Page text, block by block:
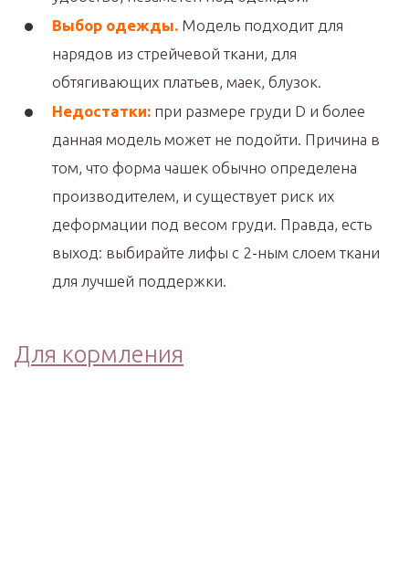
Выбор одежды. Модель подходит для
нарядов из стрейчевой ткани, для
обтягивающих платьев, маек, блузок.
Недостатки: при размере груди D и более
данная модель может не подойти. Причина в
том, что форма чашек обычно определена
производителем, и существует риск их
деформации под весом груди. Правда, есть
выход: выбирайте лифы с 2-ным слоем ткани
для лучшей поддержки.
Для кормления